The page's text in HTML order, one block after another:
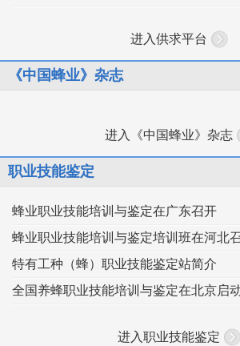
进入供求平台
《中国蜂业》杂志
进入《中国蜂业》杂志
职业技能鉴定
蜂业职业技能培训与鉴定在广东召开
蜂业职业技能培训与鉴定培训班在河北
特有工种（蜂）职业技能鉴定站简介
全国养蜂职业技能培训与鉴定在北京启
进入职业技能鉴定